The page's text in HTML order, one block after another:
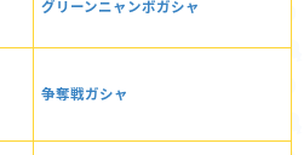
グリーンニャンボガシャ
争奪戦ガシャ